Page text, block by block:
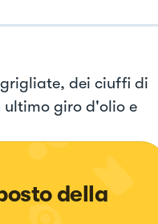
dei ciuffi di
giro d'olio e
della